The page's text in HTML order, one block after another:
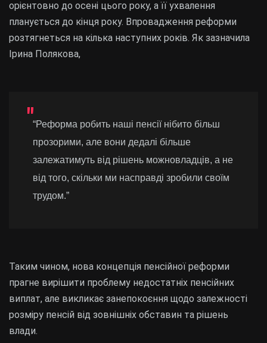
орієнтовно до осені цього року, а її ухвалення
планується до кінця року. Впровадження реформи
розтягнеться на кілька наступних років. Як зазначила
Ірина Полякова,
“Реформа робить наші пенсії нібито більш
прозорими, але вони дедалі більше
залежатимуть від рішень можновладців, а не
від того, скільки ми насправді зробили своїм
трудом.”
Таким чином, нова концепція пенсійної реформи
прагне вирішити проблему недостатніх пенсійних
виплат, але викликає занепокоєння щодо залежності
розміру пенсій від зовнішніх обставин та рішень
влади.